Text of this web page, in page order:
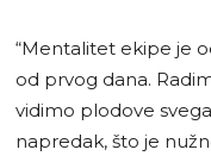
“Mentalitet ekipe je
od prvog dana.
vidimo plodove
napredak, što je